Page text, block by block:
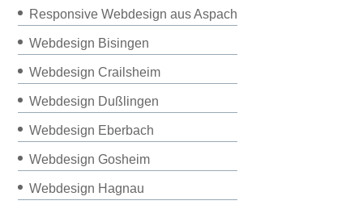
Responsive Webdesign aus Aspach
Webdesign Bisingen
Webdesign Crailsheim
Webdesign Dußlingen
Webdesign Eberbach
Webdesign Gosheim
Webdesign Hagnau